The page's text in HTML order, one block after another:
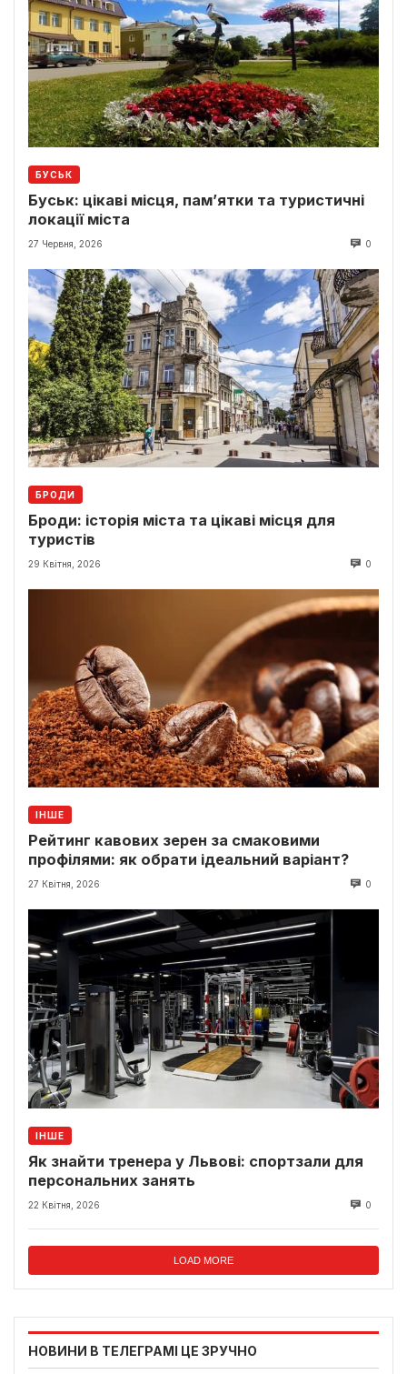
БУСЬК
Буськ: цікаві місця, пам’ятки та туристичні
локації міста
27 Червня, 2026 0
БРОДИ
Броди: історія міста та цікаві місця для
туристів
29 Квітня, 2026 0
ІНШЕ
Рейтинг кавових зерен за смаковими
профілями: як обрати ідеальний варіант?
27 Квітня, 2026 0
ІНШЕ
Як знайти тренера у Львові: спортзали для
персональних занять
22 Квітня, 2026 0
LOAD MORE
НОВИНИ В ТЕЛЕГРАМІ ЦЕ ЗРУЧНО